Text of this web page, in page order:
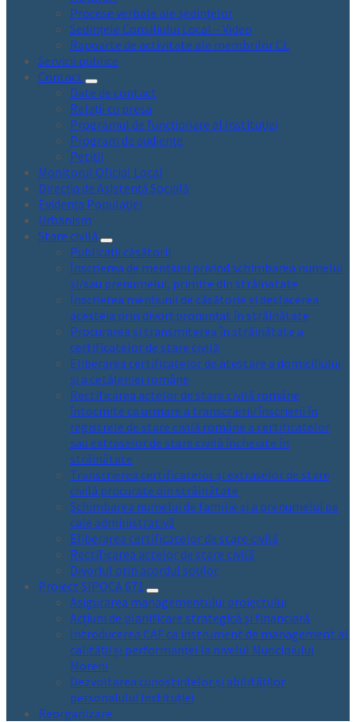
Procese verbale ale ședințelor
Sedințele Consiliului Local – Video
Rapoarte de activitate ale membrilor CL
Servicii publice
Contact
Date de contact
Relații cu presa
Programul de funcționare al instituției
Program de audiențe
Petiții
Monitorul Oficial Local
Direcția de Asistență Socială
Evidența Populației
Urbanism
Stare civilă
Publicații căsătorii
Înscrierea de mențiuni privind schimbarea numelui
și/sau prenumelui, primite din străinatate
Înscrierea mențiunii de căsătorie și desfacerea
acesteia prin divorț pronunțat în străinătate
Procurarea și transmiterea în străinătate a
certificatelor de stare civilă
Eliberarea certificatelor de atestare a domiciliului
și a cetățeniei române
Rectificarea actelor de stare civilă române
întocmite ca urmare a transcrierii/înscrierii în
registrele de stare civilă române a certificatelor
sau extraselor de stare civilă încheiate în
străinătate
Transcrierea certificatelor și extraselor de stare
civilă procurate din străinătate
Schimbarea numelui de familie și a prenumelui pe
cale administrativă
Eliberarea certificatelor de stare civilă
Rectificarea actelor de stare civilă
Divorțul prin acordul soților
Proiect SIPOCA 671
Asigurarea managementului proiectului
Acțiuni de planificare strategică și financiară
Introducerea CAF ca instrument de management al
calității și performanței la nivelul Muncipiului
Moreni
Dezvoltarea cunostințelor și abilităților
personalului instituției
Reorganizare